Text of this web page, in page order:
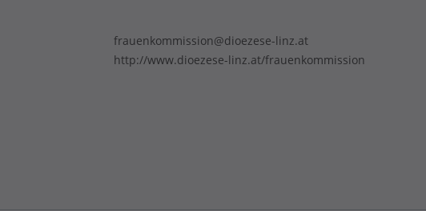
frauenkommission@dioezese-linz.at
http://www.dioezese-linz.at/frauenkommission